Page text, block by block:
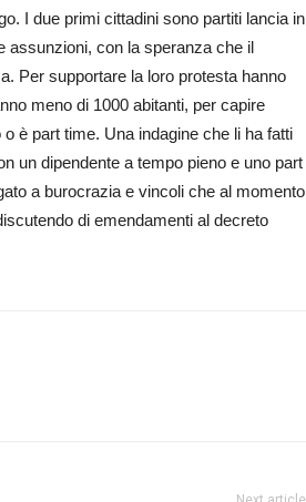
I due primi cittadini sono partiti lancia in
assunzioni, con la speranza che il
Per supportare la loro protesta hanno
meno di 1000 abitanti, per capire
è part time. Una indagine che li ha fatti
un dipendente a tempo pieno e uno part
a burocrazia e vincoli che al momento
di emendamenti al decreto